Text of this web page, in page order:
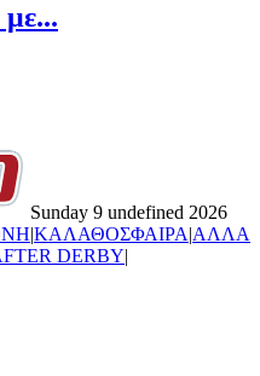
Sunday 9 undefined 2026
|ΚΑΛΑΘΟΣΦΑΙΡΑ|ΑΛΛΑ
DERBY|